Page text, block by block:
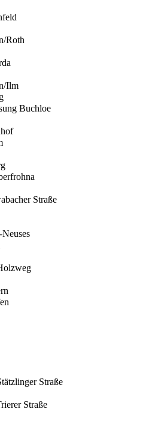
Roth
Ilm
Buchloe
Straße
Straße
Straße